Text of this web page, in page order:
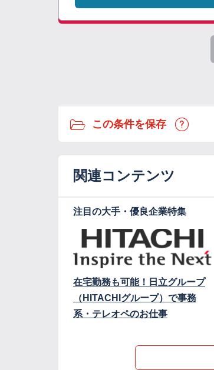
この条件を保存
関連コンテンツ
注目の大手・優良企業特集
在宅勤務も可能！日立グループ
（HITACHIグループ）で事務
系・テレオペのお仕事